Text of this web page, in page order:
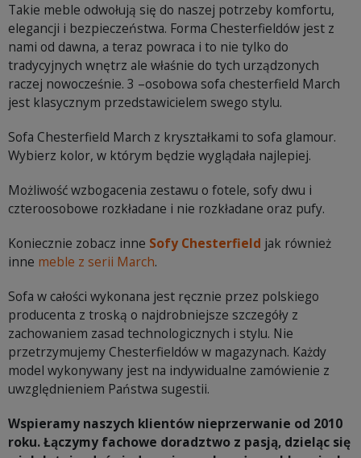
Takie meble odwołują się do naszej potrzeby komfortu,
elegancji i bezpieczeństwa. Forma Chesterfieldów jest z
nami od dawna, a teraz powraca i to nie tylko do
tradycyjnych wnętrz ale właśnie do tych urządzonych
raczej nowocześnie. 3 –osobowa sofa chesterfield March
jest klasycznym przedstawicielem swego stylu.
Sofa Chesterfield March z kryształkami to sofa glamour.
Wybierz kolor, w którym będzie wyglądała najlepiej.
Możliwość wzbogacenia zestawu o fotele, sofy dwu i
czteroosobowe rozkładane i nie rozkładane oraz pufy.
Koniecznie zobacz inne Sofy Chesterfield jak również
inne meble z serii March.
Sofa w całości wykonana jest ręcznie przez polskiego
producenta z troską o najdrobniejsze szczegóły z
zachowaniem zasad technologicznych i stylu. Nie
przetrzymujemy Chesterfieldów w magazynach. Każdy
model wykonywany jest na indywidualne zamówienie z
uwzględnieniem Państwa sugestii.
Wspieramy naszych klientów nieprzerwanie od 2010
roku. Łączymy fachowe doradztwo z pasją, dzieląc się